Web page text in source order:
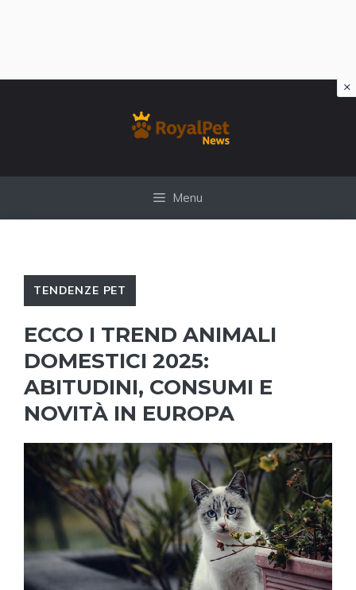
Menu
TENDENZE PET
ECCO I TREND ANIMALI
DOMESTICI 2025:
ABITUDINI, CONSUMI E
NOVITÀ IN EUROPA
×